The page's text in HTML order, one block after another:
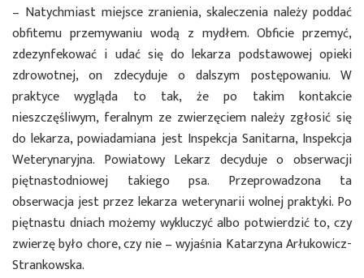
– Natychmiast miejsce zranienia, skaleczenia należy poddać
obfitemu przemywaniu wodą z mydłem. Obficie przemyć,
zdezynfekować i udać się do lekarza podstawowej opieki
zdrowotnej, on zdecyduje o dalszym postępowaniu. W
praktyce wygląda to tak, że po takim kontakcie
nieszczęśliwym, feralnym ze zwierzęciem należy zgłosić się
do lekarza, powiadamiana jest Inspekcja Sanitarna, Inspekcja
Weterynaryjna. Powiatowy Lekarz decyduje o obserwacji
piętnastodniowej takiego psa. Przeprowadzona ta
obserwacja jest przez lekarza weterynarii wolnej praktyki. Po
piętnastu dniach możemy wykluczyć albo potwierdzić to, czy
zwierzę było chore, czy nie – wyjaśnia Katarzyna Arłukowicz-
Strankowska.